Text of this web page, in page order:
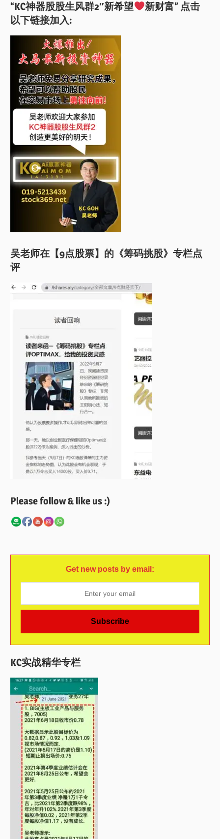
“KC神器股股生风群2″新希望
新财富” 点击
以下链接加入:
吴老师在【9点股票】的《筹码挑股》专栏点
评
Please follow & like us :)
Get new posts by email:
KC实战精华专栏